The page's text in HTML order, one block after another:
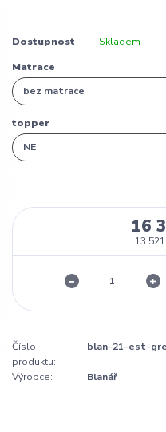
Dostupnost Skladem
Matrace
topper
16
13
Číslo
produktu:
blan-21-est-
Výrobce: Blanář